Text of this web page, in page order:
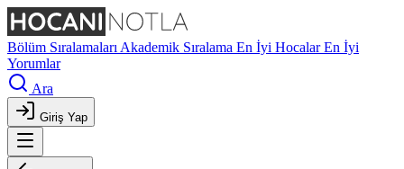
Bölüm Sıralamaları Akademik Sıralama En İyi HocalarEn İyi
Yorumlar
Ara
Giriş Yap